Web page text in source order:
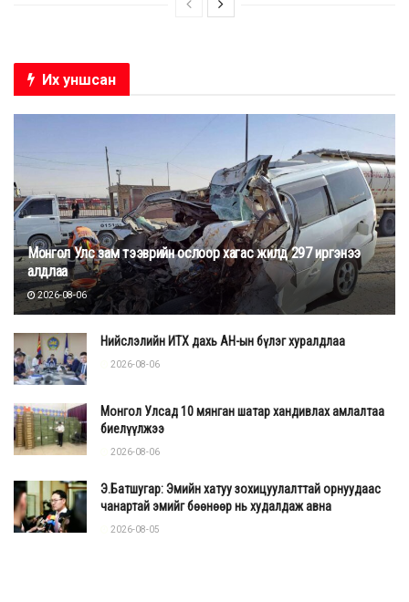
нийг 7-21 удаа уншаад, баруун хойд
“Ум гарма дагийни хум мама бизъяа суухаа”
арнийг 7-21 удаа уншаад, урд зүгт зүгээ
Их уншсан
Монгол Улс зам тээврийн ослоор хагас жилд 297 иргэнээ
алдлаа
2026-08-06
Нийслэлийн ИТХ дахь АН-ын бүлэг хуралдлаа
2026-08-06
Монгол Улсад 10 мянган шатар хандивлах амлалтаа
биелүүлжээ
2026-08-06
Э.Батшугар: Эмийн хатуу зохицуулалттай орнуудаас
чанартай эмийг бөөнөөр нь худалдаж авна
2026-08-05